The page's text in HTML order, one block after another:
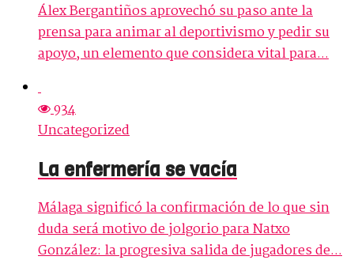
Álex Bergantiños aprovechó su paso ante la
prensa para animar al deportivismo y pedir su
apoyo, un elemento que considera vital para...
934
Uncategorized
La enfermería se vacía
Málaga significó la confirmación de lo que sin
duda será motivo de jolgorio para Natxo
González: la progresiva salida de jugadores de...